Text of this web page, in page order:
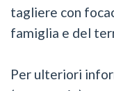
tagliere con
famiglia e del
Per ulteriori